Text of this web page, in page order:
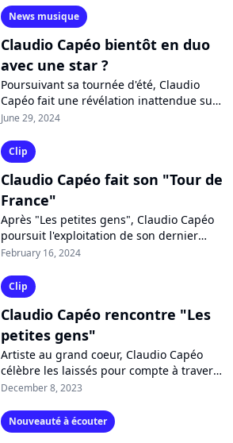
News musique
Claudio Capéo bientôt en duo
avec une star ?
Poursuivant sa tournée d'été, Claudio
Capéo fait une révélation inattendue sur
RFM : il aurait dû collaborer avec une star
June 29, 2024
Clip
Claudio Capéo fait son "Tour de
France"
Après "Les petites gens", Claudio Capéo
poursuit l'exploitation de son dernier
album à succès "Rose des ventes". Et le
February 16, 2024
Clip
Claudio Capéo rencontre "Les
petites gens"
Artiste au grand coeur, Claudio Capéo
célèbre les laissés pour compte à travers
son nouveau clip humaniste, "Les petites
December 8, 2023
Nouveauté à écouter